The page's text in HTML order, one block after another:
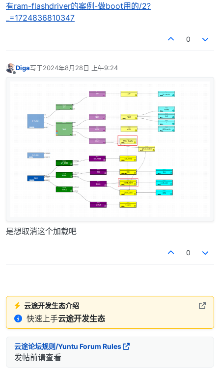
有ram-flashdriver的案例-做boot用的/2?
_=1724836810347
0
离线
Diga写于2024年8月28日 上午9:24
最后由 编辑
是想取消这个加载吧
0
云途开发生态介绍
快速上手云途开发生态
云途论坛规则/Yuntu Forum Rules
发帖前请查看